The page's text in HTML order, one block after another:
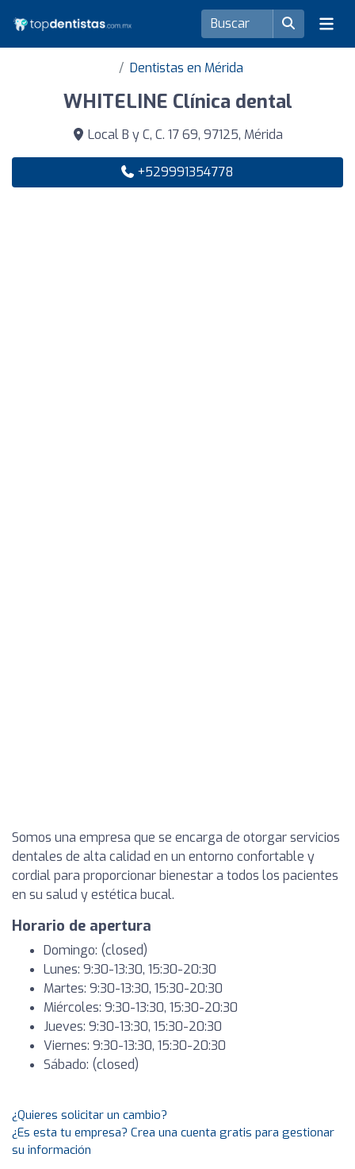
Dentistas en Mérida
WHITELINE Clínica dental
Local B y C, C. 17 69, 97125, Mérida
+529991354778
Somos una empresa que se encarga de otorgar servicios
dentales de alta calidad en un entorno confortable y
cordial para proporcionar bienestar a todos los pacientes
en su salud y estética bucal.
Horario de apertura
Domingo: (closed)
Lunes: 9:30-13:30, 15:30-20:30
Martes: 9:30-13:30, 15:30-20:30
Miércoles: 9:30-13:30, 15:30-20:30
Jueves: 9:30-13:30, 15:30-20:30
Viernes: 9:30-13:30, 15:30-20:30
Sábado: (closed)
¿Quieres solicitar un cambio?
¿Es esta tu empresa? Crea una cuenta gratis para gestionar
su información